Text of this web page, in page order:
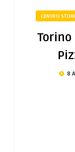
CENTRO
Torino
8